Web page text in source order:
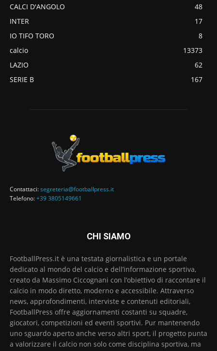
CALCI D'ANGOLO
48
INTER
17
IO TIFO TORO
8
calcio
13373
LAZIO
62
SERIE B
167
Contattaci:segreteria@footballpress.it
Telefono:+39 3805149661
CHI SIAMO
FootballPress.it è una testata giornalistica e un portale
dedicato al mondo del calcio e dell’informazione sportiva,
creato da Massimo Ciccognani con l’obiettivo di raccontare il
calcio in modo diretto, moderno e accessibile. Attraverso
news, approfondimenti, interviste e contenuti editoriali,
FootballPress offre aggiornamenti costanti su squadre,
giocatori, competizioni ed eventi sportivi. Pur mantenendo
uno sguardo aperto anche verso altri sport, il progetto punta
a valorizzare il calcio non solo come disciplina sportiva, ma